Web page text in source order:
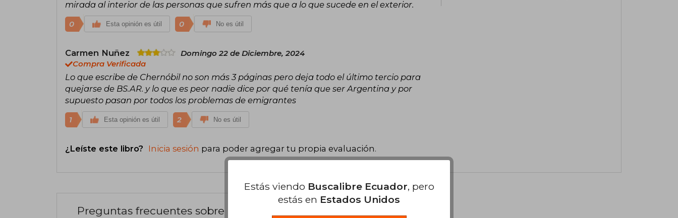
mirada al interior de las personas que sufren más que a lo que sucede en el exterior.
0 Esta opinión es útil 0 No es útil
Carmen Nuñez
Domingo 22 de Diciembre, 2024
Compra Verificada
Lo que escribe de Chernóbil no son más 3 páginas pero deja todo el último tercio para
quejarse de BS.AR. y lo que es peor nadie dice por qué tenía que ser Argentina y por
supuesto pasan por todos los problemas de emigrantes
1 Esta opinión es útil 2 No es útil
¿Leíste este libro? Inicia sesión para poder agregar tu propia evaluación.
Preguntas frecuentes sobre el libro
Estás viendo Buscalibre Ecuador, pero
estás en Estados Unidos